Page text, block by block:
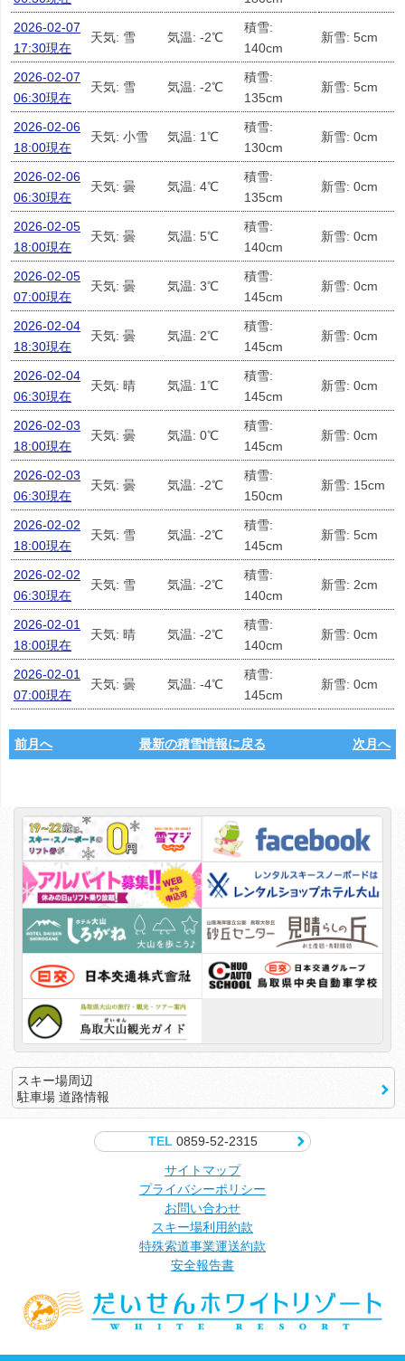
2026-02-07
17:30現在
天気: 雪 気温: -2℃
積雪:
140cm
新雪: 5cm
2026-02-07
06:30現在
天気: 雪 気温: -2℃
積雪:
135cm
新雪: 5cm
2026-02-06
18:00現在
天気: 小雪 気温: 1℃
積雪:
130cm
新雪: 0cm
2026-02-06
06:30現在
天気: 曇 気温: 4℃
積雪:
135cm
新雪: 0cm
2026-02-05
18:00現在
天気: 曇 気温: 5℃
積雪:
140cm
新雪: 0cm
2026-02-05
07:00現在
天気: 曇 気温: 3℃
積雪:
145cm
新雪: 0cm
2026-02-04
18:30現在
天気: 曇 気温: 2℃
積雪:
145cm
新雪: 0cm
2026-02-04
06:30現在
天気: 晴 気温: 1℃
積雪:
145cm
新雪: 0cm
2026-02-03
18:00現在
天気: 曇 気温: 0℃
積雪:
145cm
新雪: 0cm
2026-02-03
06:30現在
天気: 曇 気温: -2℃
積雪:
150cm
新雪: 15cm
2026-02-02
18:00現在
天気: 雪 気温: -2℃
積雪:
145cm
新雪: 5cm
2026-02-02
06:30現在
天気: 雪 気温: -2℃
積雪:
140cm
新雪: 2cm
2026-02-01
18:00現在
天気: 晴 気温: -2℃
積雪:
140cm
新雪: 0cm
2026-02-01
07:00現在
天気: 曇 気温: -4℃
積雪:
145cm
新雪: 0cm
前月へ 最新の積雪情報に戻る 次月へ
スキー場周辺
駐車場 道路情報
TEL0859-52-2315
サイトマップ
プライバシーポリシー
お問い合わせ
スキー場利用約款
特殊索道事業運送約款
安全報告書